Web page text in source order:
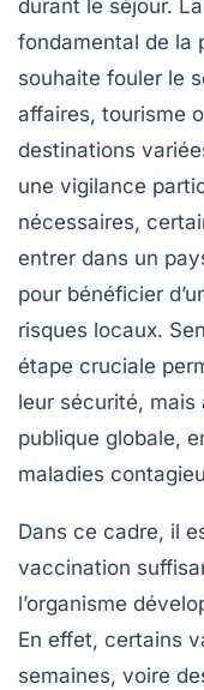
durant le séjour.
fondamental de la
souhaite fouler le
affaires, tourisme
destinations
une vigilance
nécessaires,
entrer dans un
pour bénéficier
risques locaux.
étape cruciale
leur sécurité, mais
publique globale,
maladies
Dans ce cadre, il
vaccination
l’organisme
En effet, certains
semaines, voire